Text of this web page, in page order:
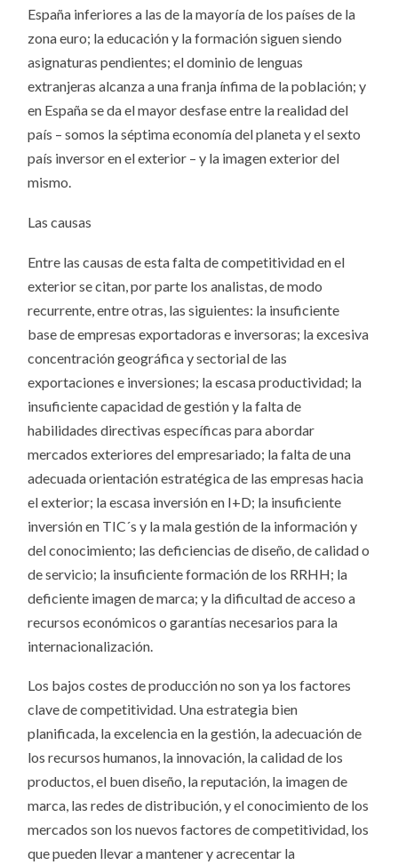
España inferiores a las de la mayoría de los países de la
zona euro; la educación y la formación siguen siendo
asignaturas pendientes; el dominio de lenguas
extranjeras alcanza a una franja ínfima de la población; y
en España se da el mayor desfase entre la realidad del
país – somos la séptima economía del planeta y el sexto
país inversor en el exterior – y la imagen exterior del
mismo.
Las causas
Entre las causas de esta falta de competitividad en el
exterior se citan, por parte los analistas, de modo
recurrente, entre otras, las siguientes: la insuficiente
base de empresas exportadoras e inversoras; la excesiva
concentración geográfica y sectorial de las
exportaciones e inversiones; la escasa productividad; la
insuficiente capacidad de gestión y la falta de
habilidades directivas específicas para abordar
mercados exteriores del empresariado; la falta de una
adecuada orientación estratégica de las empresas hacia
el exterior; la escasa inversión en I+D; la insuficiente
inversión en TIC´s y la mala gestión de la información y
del conocimiento; las deficiencias de diseño, de calidad o
de servicio; la insuficiente formación de los RRHH; la
deficiente imagen de marca; y la dificultad de acceso a
recursos económicos o garantías necesarios para la
internacionalización.
Los bajos costes de producción no son ya los factores
clave de competitividad. Una estrategia bien
planificada, la excelencia en la gestión, la adecuación de
los recursos humanos, la innovación, la calidad de los
productos, el buen diseño, la reputación, la imagen de
marca, las redes de distribución, y el conocimiento de los
mercados son los nuevos factores de competitividad, los
que pueden llevar a mantener y acrecentar la